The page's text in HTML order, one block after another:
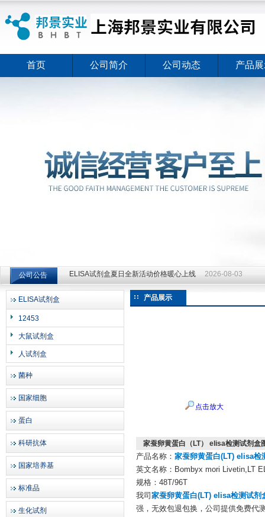
上海邦景实业有限公司
首页 公司简介 公司动态 产品
公司公告 ELISA试剂盒夏日全新活动价格暖心上线 2026-08-03
ELISA试剂盒夏日全新活动价格暖心上线
ELISA试剂盒
12453
大鼠试剂盒
人试剂盒
菌种
国家细胞
蛋白
科研抗体
国家培养基
标准品
生化试剂
产品展示
点击放大
家蚕卵黄蛋白（LT） elisa检测试剂盒
产品名称： 家蚕卵黄蛋白(LT) elisa检
英文名称：Bombyx mori Livetin,LT
规格：48T/96T
我司 家蚕卵黄蛋白(LT) elisa检测试剂
强，无效包退包换，公司提供免费代